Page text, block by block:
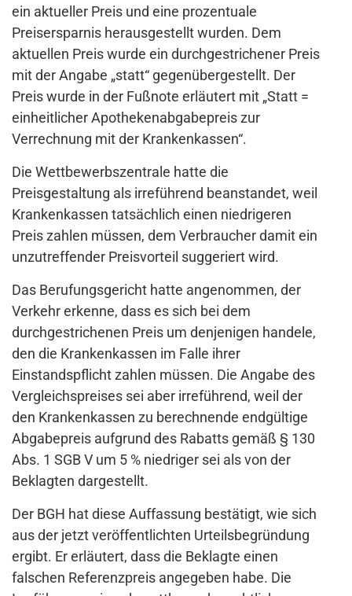
ein aktueller Preis und eine prozentuale
Preisersparnis herausgestellt wurden. Dem
aktuellen Preis wurde ein durchgestrichener Preis
mit der Angabe „statt“ gegenübergestellt. Der
Preis wurde in der Fußnote erläutert mit „Statt =
einheitlicher Apothekenabgabepreis zur
Verrechnung mit der Krankenkassen“.
Die Wettbewerbszentrale hatte die
Preisgestaltung als irreführend beanstandet, weil
Krankenkassen tatsächlich einen niedrigeren
Preis zahlen müssen, dem Verbraucher damit ein
unzutreffender Preisvorteil suggeriert wird.
Das Berufungsgericht hatte angenommen, der
Verkehr erkenne, dass es sich bei dem
durchgestrichenen Preis um denjenigen handele,
den die Krankenkassen im Falle ihrer
Einstandspflicht zahlen müssen. Die Angabe des
Vergleichspreises sei aber irreführend, weil der
den Krankenkassen zu berechnende endgültige
Abgabepreis aufgrund des Rabatts gemäß § 130
Abs. 1 SGB V um 5 % niedriger sei als von der
Beklagten dargestellt.
Der BGH hat diese Auffassung bestätigt, wie sich
aus der jetzt veröffentlichten Urteilsbegründung
ergibt. Er erläutert, dass die Beklagte einen
falschen Referenzpreis angegeben habe. Die